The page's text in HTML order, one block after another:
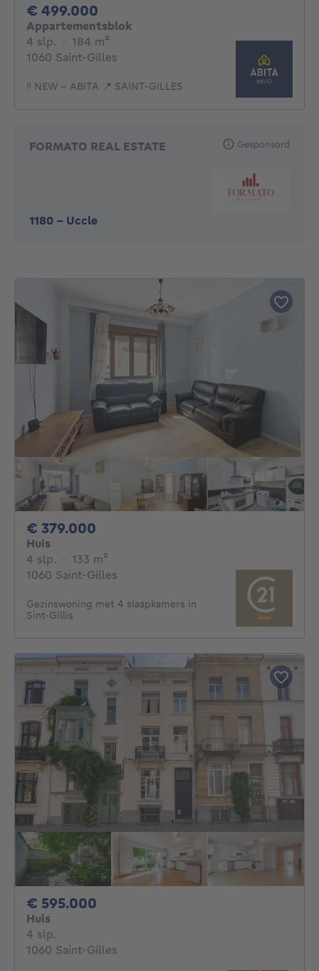
€ 499.000
Appartementsblok
4 slp. 4 slaapkamers
· 184 m²
1060 Saint-Gilles
‼️ NEW – ABITA 📍 SAINT-GILLES
FORMATO REAL ESTATE
1180 - Uccle
Gesponsord
€ 379.000
Huis
4 slp. 4 slaapkamers
· 133 m²
1060 Saint-Gilles
Gezinswoning met 4 slaapkamers in
Sint-Gillis
€ 595.000
Huis
4 slp.
1060 Saint-Gilles